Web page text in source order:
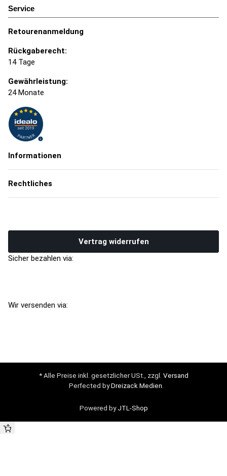
Service
Retourenanmeldung
Rückgaberecht:
14 Tage
Gewährleistung:
24 Monate
Informationen
Rechtliches
Vertrag widerrufen
Sicher bezahlen via:
Wir versenden via:
* Alle Preise inkl. gesetzlicher USt., zzgl. Versand
Perfected byDreizack Medien.
Powered by JTL-Shop